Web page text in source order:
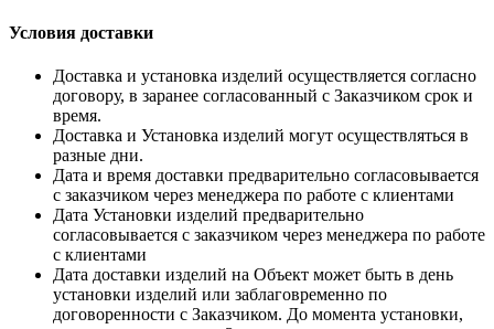
Условия доставки
Доставка и установка изделий осуществляется согласно
договору, в заранее согласованный с Заказчиком срок и
время.
Доставка и Установка изделий могут осуществляться в
разные дни.
Дата и время доставки предварительно согласовывается
с заказчиком через менеджера по работе с клиентами
Дата Установки изделий предварительно
согласовывается с заказчиком через менеджера по работе
с клиентами
Дата доставки изделий на Объект может быть в день
установки изделий или заблаговременно по
договоренности с Заказчиком. До момента установки,